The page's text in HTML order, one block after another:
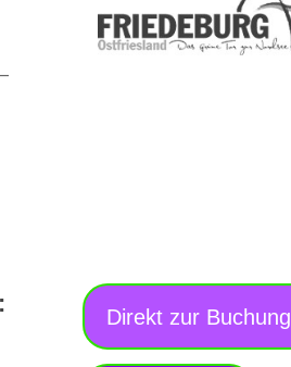
Direkt zur Buchung